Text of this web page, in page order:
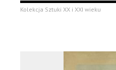
Kolekcja Sztuki XX i XXI wieku